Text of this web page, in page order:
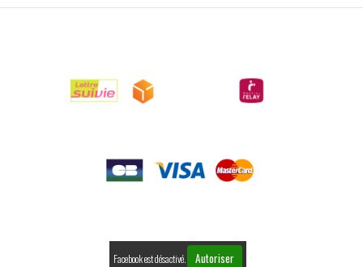
Facebook est désactivé. Autoriser